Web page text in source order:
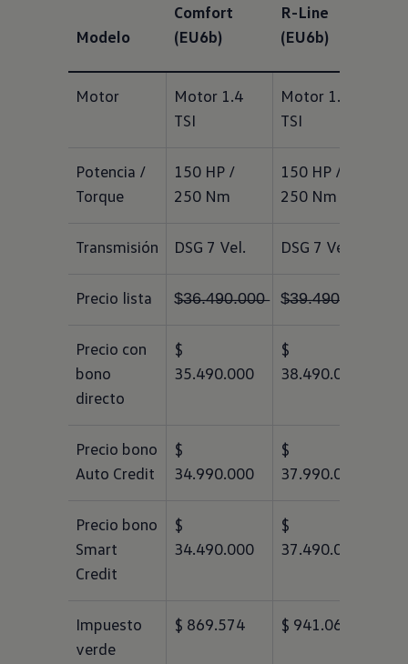
Modelo
Comfort
(EU6b)
R-Line
(EU6b)
Motor
Motor 1.4
TSI
Motor 1.4
TSI
Potencia /
Torque
150 HP /
250 Nm
150 HP /
250 Nm
Transmisión DSG 7 Vel. DSG 7 Vel.
Precio lista $̶3̶6̶.̶4̶9̶0̶.̶0̶0̶0̶ $̶3̶9̶.̶4̶9̶0̶.̶0̶0̶0̶
Precio con
bono
directo
$
35.490.000
$
38.490.000
Precio bono
Auto Credit
$
34.990.000
$
37.990.000
Precio bono
Smart
Credit
$
34.490.000
$
37.490.000
Impuesto
verde
$ 869.574 $ 941.065